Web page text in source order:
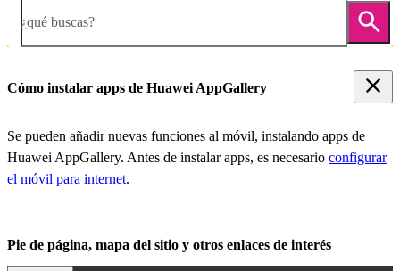
¿qué buscas?
Cómo instalar apps de Huawei AppGallery
Se pueden añadir nuevas funciones al móvil, instalando apps de
Huawei AppGallery. Antes de instalar apps, es necesario configurar
el móvil para internet.
Pie de página, mapa del sitio y otros enlaces de interés